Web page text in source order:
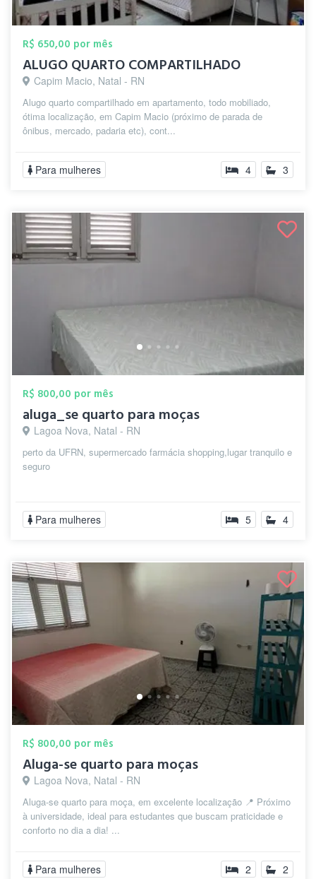
R$ 650,00 por mês
ALUGO QUARTO COMPARTILHADO
Capim Macio, Natal - RN
Alugo quarto compartilhado em apartamento, todo mobiliado,
ótima localização, em Capim Macio (próximo de parada de
ônibus, mercado, padaria etc), cont...
Para mulheres 4 3
R$ 800,00 por mês
aluga_se quarto para moças
Lagoa Nova, Natal - RN
perto da UFRN, supermercado farmácia shopping,lugar tranquilo e
seguro
Para mulheres 5 4
R$ 800,00 por mês
Aluga-se quarto para moças
Lagoa Nova, Natal - RN
Aluga-se quarto para moça, em excelente localização 📍 Próximo
à universidade, ideal para estudantes que buscam praticidade e
conforto no dia a dia! ...
Para mulheres 2 2